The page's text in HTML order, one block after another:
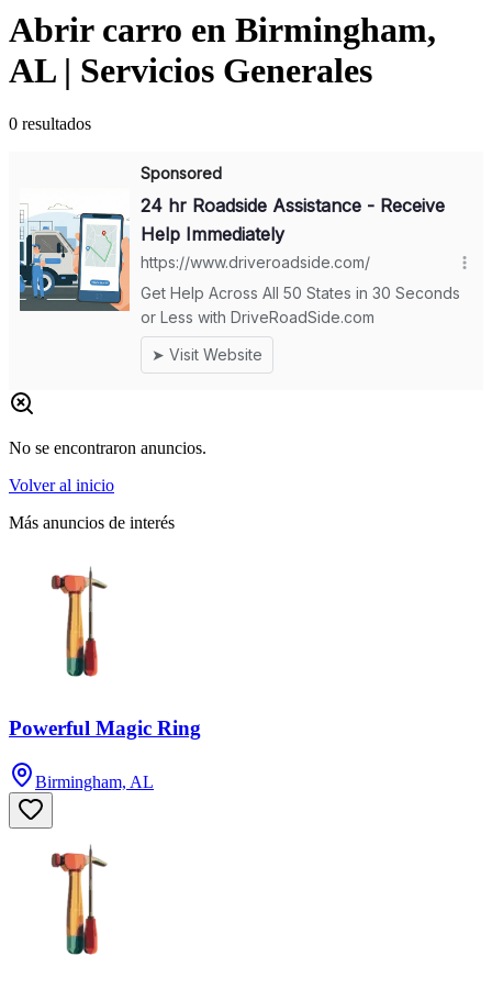
Abrir carro en Birmingham,
AL | Servicios Generales
0 resultados
No se encontraron anuncios.
Volver al inicio
Más anuncios de interés
Powerful Magic Ring
Birmingham, AL